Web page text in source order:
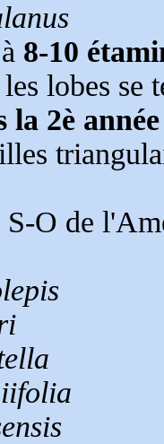
8-10
lobes se
la 2è année
S-O de